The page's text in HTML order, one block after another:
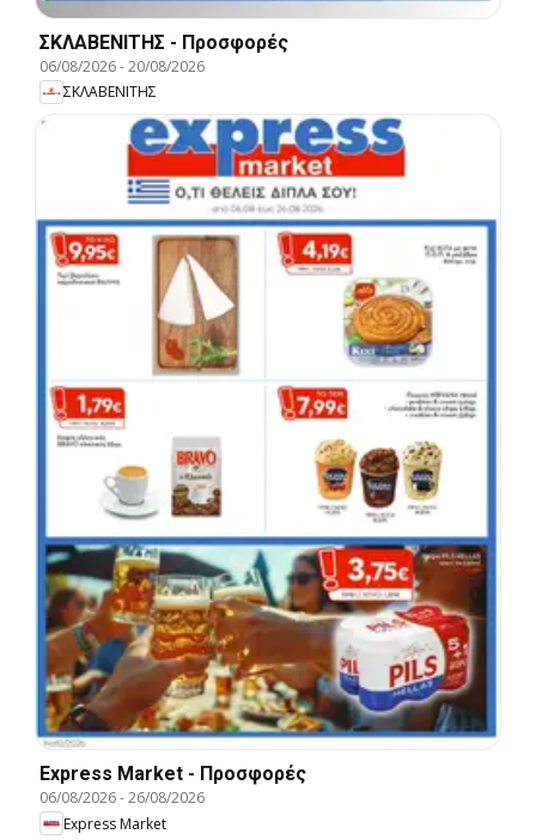
ΣΚΛΑΒΕΝΙΤΗΣ - Προσφορές
06/08/2026-20/08/2026
ΣΚΛΑΒΕΝΙΤΗΣ
Express Market - Προσφορές
06/08/2026-26/08/2026
Express Market